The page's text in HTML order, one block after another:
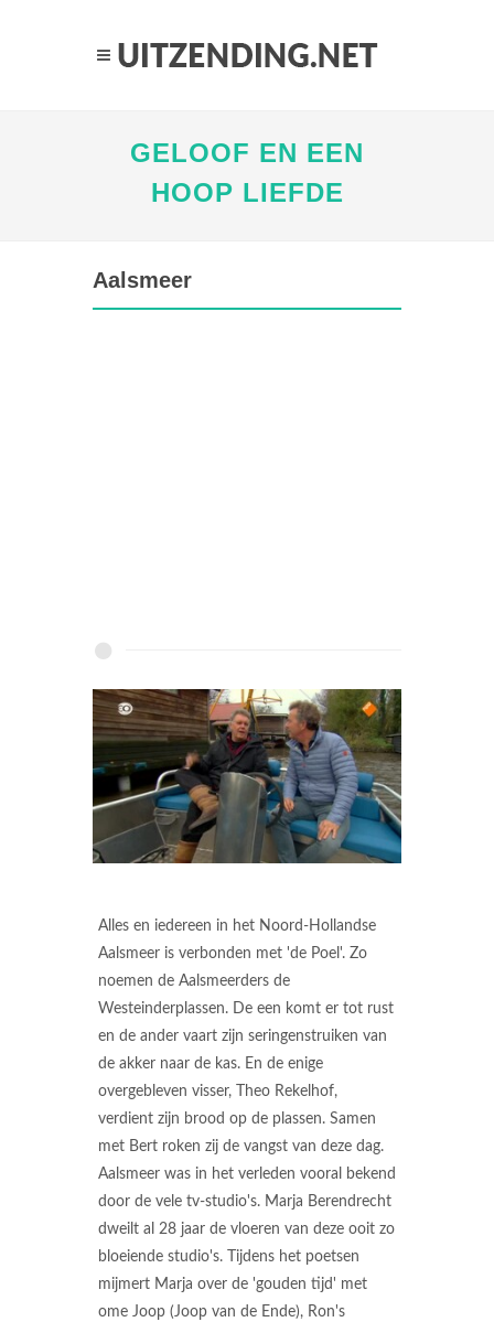
GELOOF EN EEN
HOOP LIEFDE
Aalsmeer
Alles en iedereen in het Noord-Hollandse
Aalsmeer is verbonden met 'de Poel'. Zo
noemen de Aalsmeerders de
Westeinderplassen. De een komt er tot rust
en de ander vaart zijn seringenstruiken van
de akker naar de kas. En de enige
overgebleven visser, Theo Rekelhof,
verdient zijn brood op de plassen. Samen
met Bert roken zij de vangst van deze dag.
Aalsmeer was in het verleden vooral bekend
door de vele tv-studio's. Marja Berendrecht
dweilt al 28 jaar de vloeren van deze ooit zo
bloeiende studio's. Tijdens het poetsen
mijmert Marja over de 'gouden tijd' met
ome Joop (Joop van de Ende), Ron's